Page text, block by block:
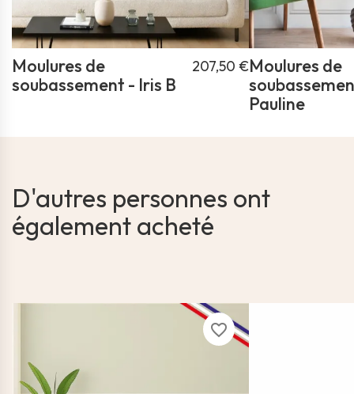
Moulures de
soubassement - Iris B
207,50 €Moulures de
Pauline
D'autres personnes ont
également acheté
favorite_border